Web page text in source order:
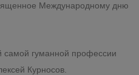
Международному дню
самой гуманной профессии
Курносов.